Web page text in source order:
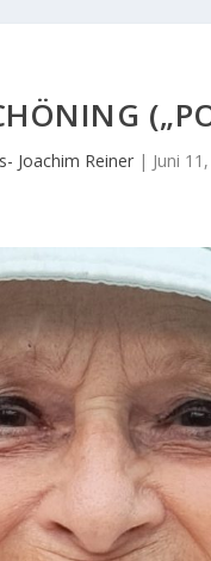
Joachim Reiner | Juni